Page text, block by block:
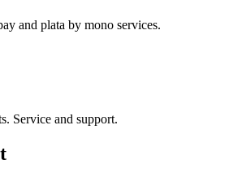
and plata by mono services.
Service and support.